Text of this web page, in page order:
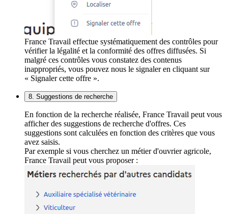
France Travail effectue systématiquement des contrôles pour
vérifier la légalité et la conformité des offres diffusées. Si
malgré ces contrôles vous constatez des contenus
inappropriés, vous pouvez nous le signaler en cliquant sur
« Signaler cette offre ».
8. Suggestions de recherche
En fonction de la recherche réalisée, France Travail peut vous
afficher des suggestions de recherche d'offres. Ces
suggestions sont calculées en fonction des critères que vous
avez saisis.
Par exemple si vous cherchez un métier d'ouvrier agricole,
France Travail peut vous proposer :